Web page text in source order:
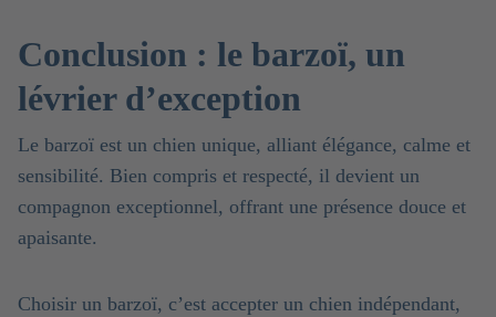
Conclusion : le barzoï, un
lévrier d’exception
Le barzoï est un chien unique, alliant élégance, calme et
sensibilité. Bien compris et respecté, il devient un
compagnon exceptionnel, offrant une présence douce et
apaisante.
Choisir un barzoï, c’est accepter un chien indépendant,